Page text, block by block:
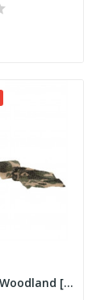
Camo Tape Woodland [Miltec]